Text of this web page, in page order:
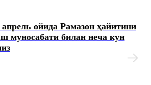
хатолари ва уларни тузатиш усуллари
мажбур бўлган шахсларни рўйхатга
ойида Рамазон ҳайитини
муносабати билан неча кун